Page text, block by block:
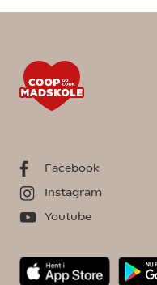
Facebook
Instagram
Youtube